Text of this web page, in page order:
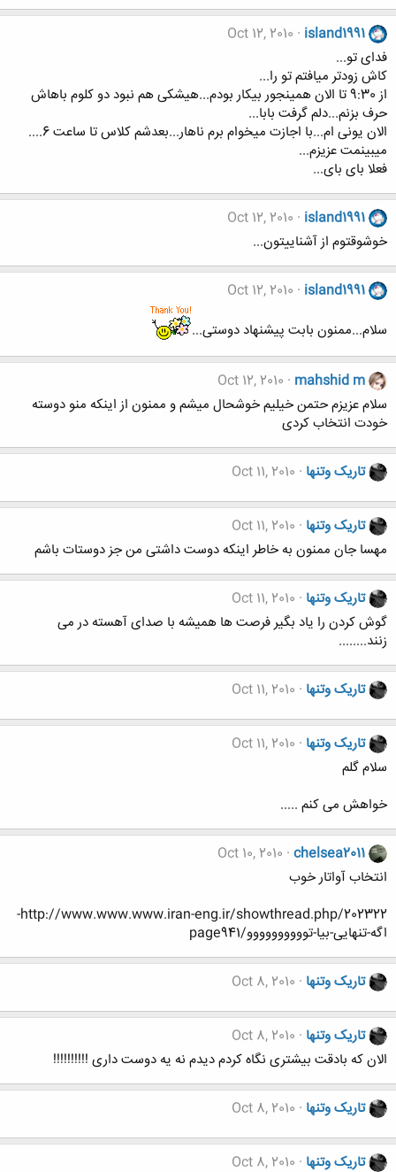
island1991
Oct 12, 2010
فدای تو...
کاش زودتر میافتم تو را...
از 9:30 تا الان همینجور بیکار بودم...هیشکی هم نبود دو کلوم باهاش
حرف بزنم...دلم گرفت بابا...
الان یونی ام...با اجازت میخوام برم ناهار...بعدشم کلاس تا ساعت 6....
میبینمت عزیزم...
فعلا بای بای...
island1991
Oct 12, 2010
خوشوقتوم از آشناییتون...
island1991
Oct 12, 2010
سلام...ممنون بابت پیشنهاد دوستی...
mahshid m
Oct 12, 2010
سلام عزیزم حتمن خیلیم خوشحال میشم و ممنون از اینکه منو دوسته
خودت انتخاب کردی
تاریک وتنها Oct 11, 2010
تاریک وتنها Oct 11, 2010
مهسا جان ممنون به خاطر اینکه دوست داشتی من جز دوستات باشم
تاریک وتنها Oct 11, 2010
گوش کردن را یاد بگیر فرصت ها همیشه با صدای آهسته در می
زنند........
تاریک وتنها Oct 11, 2010
تاریک وتنها Oct 11, 2010
سلام گلم
خواهش می کنم .....
chelsea2011
Oct 10, 2010
انتخاب آواتار خوب
http://www.www.www.iran-eng.ir/showthread.php/202322-
اگه-تنهایی-بیا-توووووووووو/page941
تاریک وتنها Oct 8, 2010
تاریک وتنها Oct 8, 2010
الان که بادقت بیشتری نگاه کردم دیدم نه یه دوست داری !!!!!!!!!!
تاریک وتنها Oct 8, 2010
تاریک وتنها Oct 8, 2010